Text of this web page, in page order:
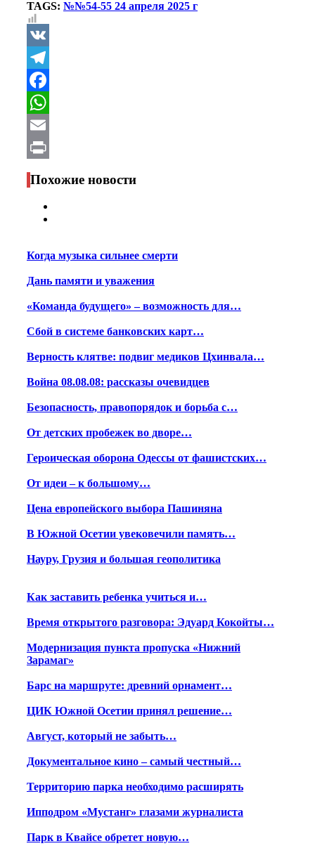
TAGS: №№54-55 24 апреля 2025 г
VK
Telegram
Facebook
WhatsApp
Email
Print
Похожие новости
Когда музыка сильнее смерти
Дань памяти и уважения
«Команда будущего» – возможность для…
Сбой в системе банковских карт…
Верность клятве: подвиг медиков Цхинвала…
Война 08.08.08: рассказы очевидцев
Безопасность, правопорядок и борьба с…
От детских пробежек во дворе…
Героическая оборона Одессы от фашистских…
От идеи – к большому…
Цена европейского выбора Пашиняна
В Южной Осетии увековечили память…
Науру, Грузия и большая геополитика
Как заставить ребенка учиться и…
Время открытого разговора: Эдуард Кокойты…
Модернизация пункта пропуска «Нижний
Зарамаг»
Барс на маршруте: древний орнамент…
ЦИК Южной Осетии принял решение…
Август, который не забыть…
Документальное кино – самый честный…
Территорию парка необходимо расширять
Ипподром «Мустанг» глазами журналиста
Парк в Квайсе обретет новую…